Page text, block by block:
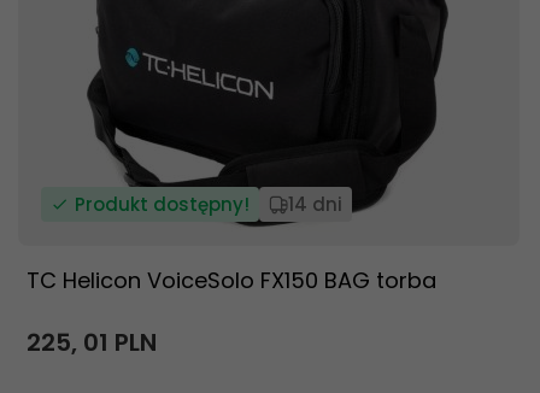
Produkt dostępny! 14 dni
TC Helicon VoiceSolo FX150 BAG torba
225, 01 PLN